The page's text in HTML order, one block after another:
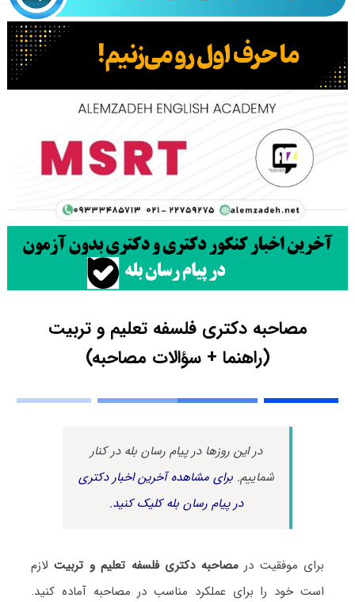
مصاحبه دکتری فلسفه تعلیم و تربیت
(راهنما + سؤالات مصاحبه)
در این روزها در پیام رسان بله در کنار
شماییم.برای مشاهده آخرین اخبار دکتری
در پیام رسان بله کلیک کنید.
برای موفقیت درمصاحبه دکتری فلسفه تعلیم و تربیتلازم
است خود را برای عملکرد مناسب در مصاحبه آماده کنید.